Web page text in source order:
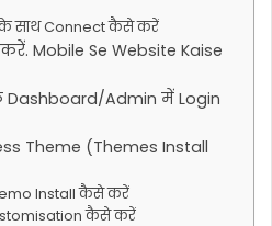
साथ Connect कैसे करें
Mobile Se Website Kaise
Dashboard/Admin में Login
Theme (Themes Install
Install कैसे करें
कैसे करें